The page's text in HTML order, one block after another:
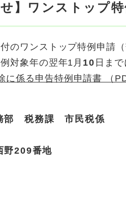
せ】ワンストップ
のワンストップ特例申請
対象年の翌年1月 10 日ま
に係る申告特例申請書 （
部 税務課 市民税係
野209番地